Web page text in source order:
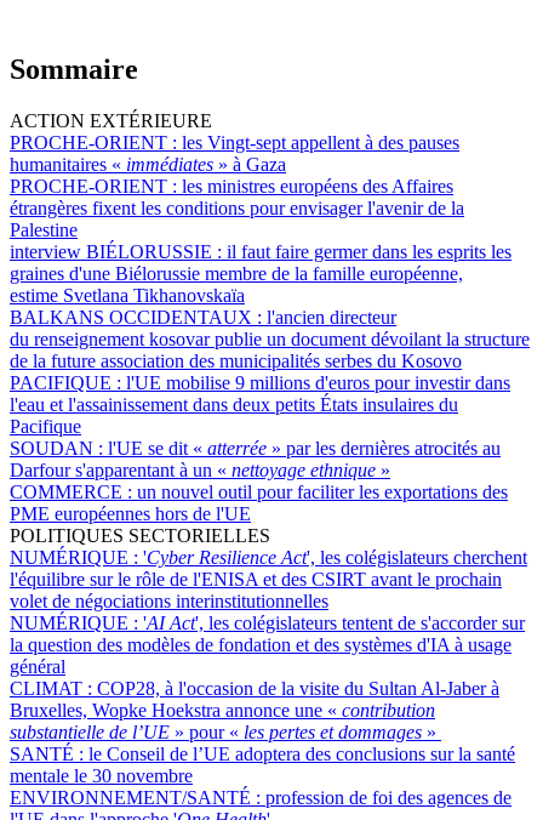
Sommaire
ACTION EXTÉRIEURE
PROCHE-ORIENT : les Vingt-sept appellent à des pauses
humanitaires « immédiates » à Gaza
PROCHE-ORIENT : les ministres européens des Affaires
étrangères fixent les conditions pour envisager l'avenir de la
Palestine
interview BIÉLORUSSIE : il faut faire germer dans les esprits les
graines d'une Biélorussie membre de la famille européenne,
estime Svetlana Tikhanovskaïa
BALKANS OCCIDENTAUX : l'ancien directeur
du renseignement kosovar publie un document dévoilant la structure
de la future association des municipalités serbes du Kosovo
PACIFIQUE : l'UE mobilise 9 millions d'euros pour investir dans
l'eau et l'assainissement dans deux petits États insulaires du
Pacifique
SOUDAN : l'UE se dit « atterrée » par les dernières atrocités au
Darfour s'apparentant à un « nettoyage ethnique »
COMMERCE : un nouvel outil pour faciliter les exportations des
PME européennes hors de l'UE
POLITIQUES SECTORIELLES
NUMÉRIQUE : 'Cyber Resilience Act', les colégislateurs cherchent
l'équilibre sur le rôle de l'ENISA et des CSIRT avant le prochain
volet de négociations interinstitutionnelles
NUMÉRIQUE : 'AI Act', les colégislateurs tentent de s'accorder sur
la question des modèles de fondation et des systèmes d'IA à usage
général
CLIMAT : COP28, à l'occasion de la visite du Sultan Al-Jaber à
Bruxelles, Wopke Hoekstra annonce une « contribution
substantielle de l’UE » pour « les pertes et dommages »
SANTÉ : le Conseil de l’UE adoptera des conclusions sur la santé
mentale le 30 novembre
ENVIRONNEMENT/SANTÉ : profession de foi des agences de